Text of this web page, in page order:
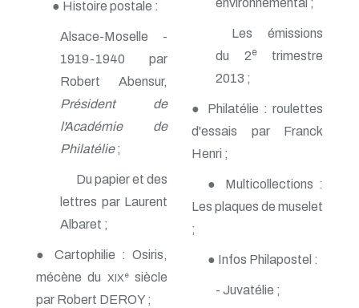
n° 140 - Juillet 2009
n° 139 - Avril 2009
n° 138 - Janvier 2009
n° 137 - Octobre 2008
n° 136 - Juillet 2008
n° 134 - Janvier 2008
n° 133 - Octobre 2007
n° 132 - Juillet 2007
n° 131 - Avril 2007
n° 130 - Janvier 2007
n° 129 - Octobre 2006
n° 128 - Juillet 2006
n° 127 - Avril 2006
n° 125 - Octobre 2005
n° 124 - Juillet 2005
n° 123 - Avril 2005
n° 122 - Janvier 2005
● Histoire postale :
Alsace-Moselle -
1919-1940 par
Robert Abensur,
Président de
l'Académie de
Philatélie;
Du papier et des
lettres par Laurent
Albaret ;
● Cartophilie : Osiris,
mécène du
XIXesiècle
par Robert DEROY ;
environnemental ;
Les émissions
du 2etrimestre
2013 ;
● Philatélie : roulettes
d'essais par Franck
Henri ;
● Multicollections :
Les plaques de muselet
;
● Infos Philapostel :
- Juvatélie ;